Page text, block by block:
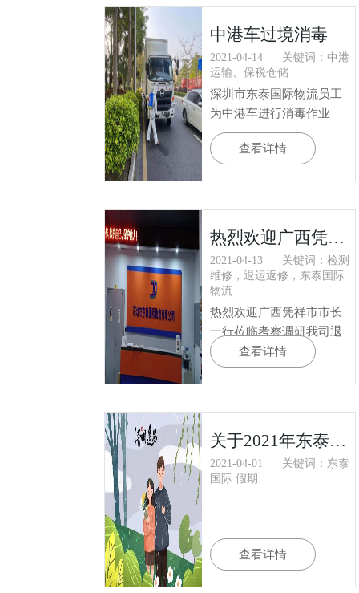
中港车过境消毒
2021-04-14
关键词：中港
运输、保税仓储
深圳市东泰国际物流员工
为中港车进行消毒作业
查看详情
热烈欢迎广西凭祥市市长一行莅临考察调研我司退运返修项目
2021-04-13
关键词：检测
维修，退运返修，东泰国际
物流
热烈欢迎广西凭祥市市长
一行莅临考察调研我司退
运返修项目
查看详情
关于2021年东泰国际清明假期安排
2021-04-01
关键词：东泰
国际 假期
查看详情